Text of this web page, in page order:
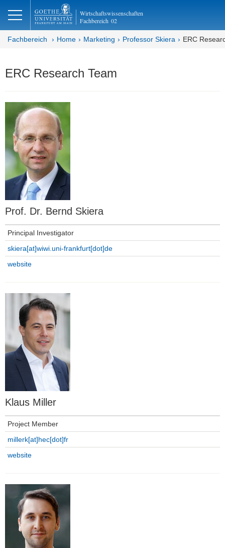
Wirtschaftswissenschaften
Fachbereich 02
Fachbereich Home Marketing Professor Skiera ERC
ERC Research Team
Prof. Dr. Bernd Skiera
Principal Investigator
skiera[at]wiwi.uni-frankfurt[dot]de
website
Klaus Miller
Project Member
millerk[at]hec[dot]fr
website